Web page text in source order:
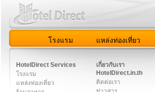
โรงแรม แหล่งท่องเที่ยว
HotelDirect Services
โรงแรม
แหล่งท่องเที่ยว
เกี่ยวกับเรา
HotelDirect.in.th
ติดต่อเรา